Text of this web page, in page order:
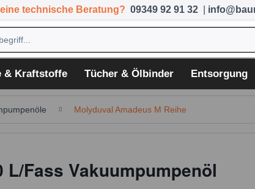
technische Beratung? 09349 92 91 32
& Kraftstoffe Tücher & Ölbinder Entsorgung
Molyduval Amadeus M Reihe
Fass Vakuumpumpenöl